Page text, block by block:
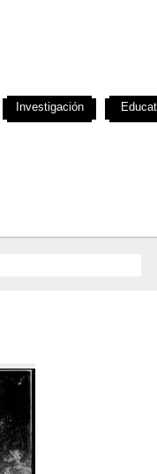
Investigación